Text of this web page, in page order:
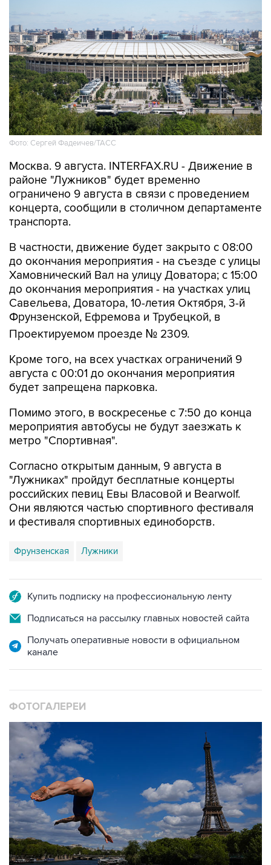
Фото: Сергей Фадеичев/ТАСС
Москва. 9 августа. INTERFAX.RU - Движение в
районе "Лужников" будет временно
ограничено 9 августа в связи с проведением
концерта, сообщили в столичном департаменте
транспорта.
В частности, движение будет закрыто с 08:00
до окончания мероприятия - на съезде с улицы
Хамовнический Вал на улицу Доватора; с 15:00
до окончания мероприятия - на участках улиц
Савельева, Доватора, 10-летия Октября, 3-й
Фрунзенской, Ефремова и Трубецкой, в
Проектируемом проезде № 2309.
Кроме того, на всех участках ограничений 9
августа с 00:01 до окончания мероприятия
будет запрещена парковка.
Помимо этого, в воскресенье с 7:50 до конца
мероприятия автобусы не будут заезжать к
метро "Спортивная".
Согласно открытым данным, 9 августа в
"Лужниках" пройдут бесплатные концерты
российских певиц Евы Власовой и Bearwolf.
Они являются частью спортивного фестиваля
и фестиваля спортивных единоборств.
Фрунзенская Лужники
Купить подписку на профессиональную ленту
Подписаться на рассылку главных новостей сайта
Получать оперативные новости в официальном
канале
ФОТОГАЛЕРЕИ